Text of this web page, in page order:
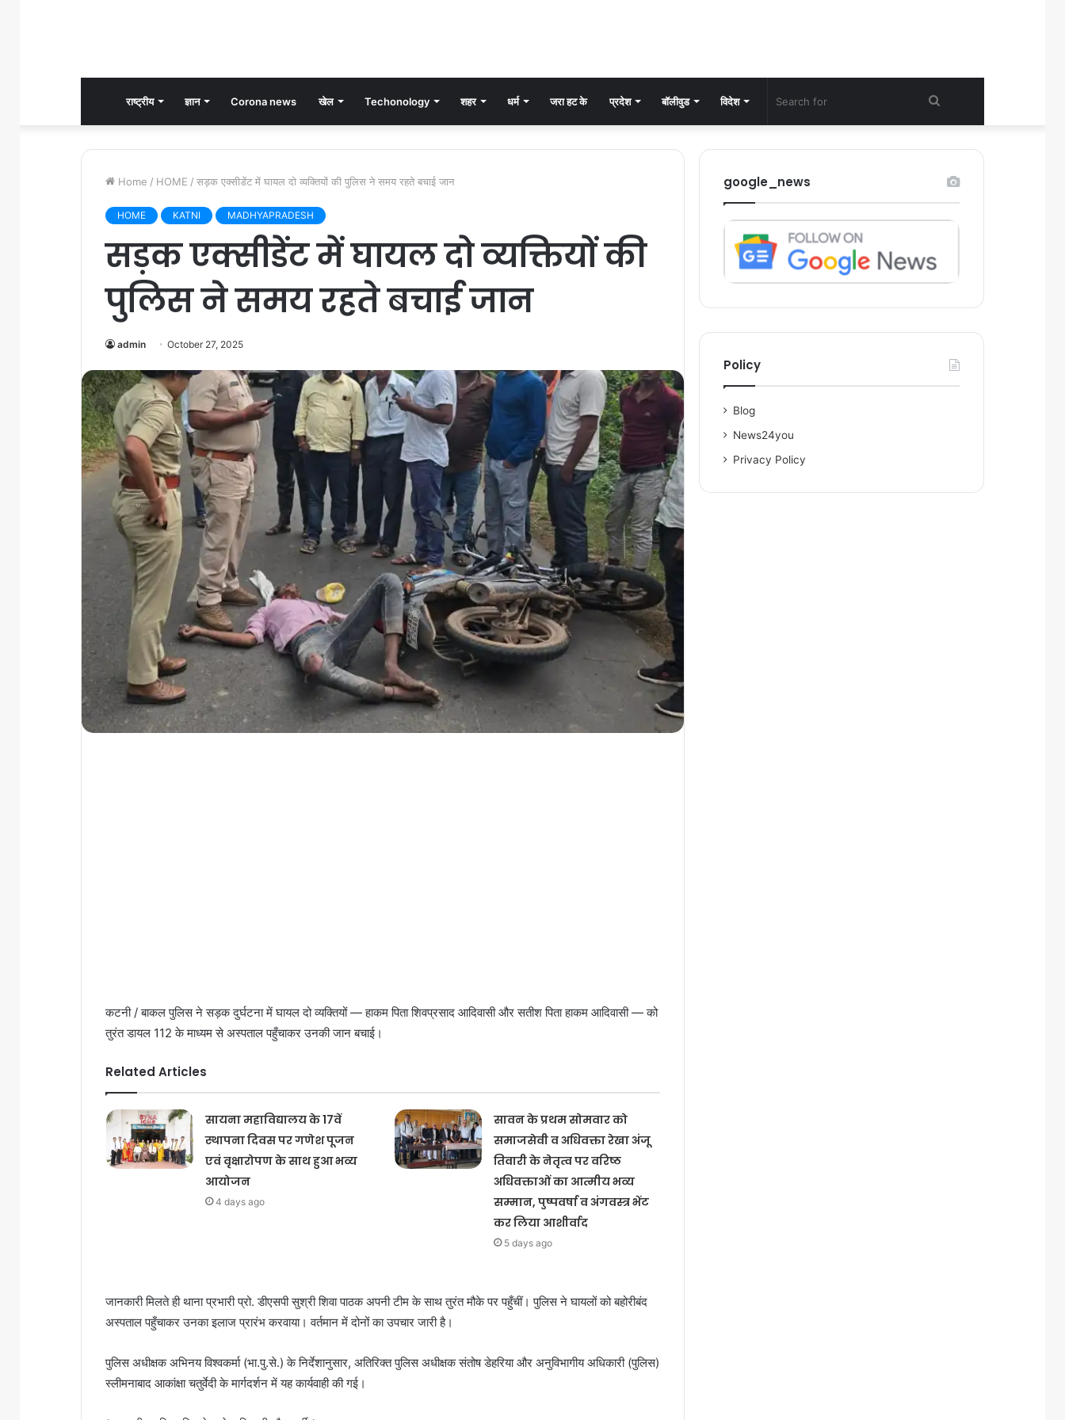
राष्ट्रीय ज्ञान Corona news खेल Techonology शहर धर्म जरा हट के प्रदेश बॉलीवुड विदेश
for
Home / HOME / सड़क एक्सीडेंट में घायल दो व्यक्तियों की पुलिस ने समय रहते बचाई जान
HOME KATNI MADHYAPRADESH
सड़क एक्सीडेंट में घायल दो व्यक्तियों की
पुलिस ने समय रहते बचाई जान
admin October 27, 2025
कटनी / बाकल पुलिस ने सड़क दुर्घटना में घायल दो व्यक्तियों — हाकम पिता शिवप्रसाद आदिवासी और सतीश पिता हाकम आदिवासी — को
तुरंत डायल 112 के माध्यम से अस्पताल पहुँचाकर उनकी जान बचाई।
Related Articles
सायना महाविद्यालय के 17वें
स्थापना दिवस पर गणेश पूजन
एवं वृक्षारोपण के साथ हुआ भव्य
आयोजन
4 days ago
सावन के प्रथम सोमवार को
समाजसेवी व अधिवक्ता रेखा अंजू
तिवारी के नेतृत्व पर वरिष्ठ
अधिवक्ताओं का आत्मीय भव्य
सम्मान, पुष्पवर्षा व अंगवस्त्र भेंट
कर लिया आशीर्वाद
5 days ago
जानकारी मिलते ही थाना प्रभारी प्रो. डीएसपी सुश्री शिवा पाठक अपनी टीम के साथ तुरंत मौके पर पहुँचीं। पुलिस ने घायलों को बहोरीबंद
अस्पताल पहुँचाकर उनका इलाज प्रारंभ करवाया। वर्तमान में दोनों का उपचार जारी है।
पुलिस अधीक्षक अभिनय विश्वकर्मा (भा.पु.से.) के निर्देशानुसार, अतिरिक्त पुलिस अधीक्षक संतोष डेहरिया और अनुविभागीय अधिकारी (पुलिस)
स्लीमनाबाद आकांक्षा चतुर्वेदी के मार्गदर्शन में यह कार्यवाही की गई।
google_news
Policy
Blog
News24you
Privacy Policy